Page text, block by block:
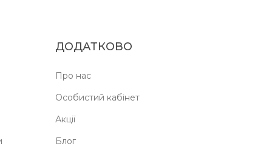
ДОДАТКОВО
Про нас
Особистий кабінет
Акції
Блог